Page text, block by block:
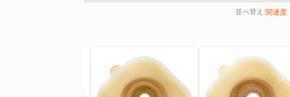
並べ替え: